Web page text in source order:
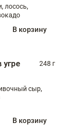
лосось,
В корзину
248 г
сыр,
В корзину